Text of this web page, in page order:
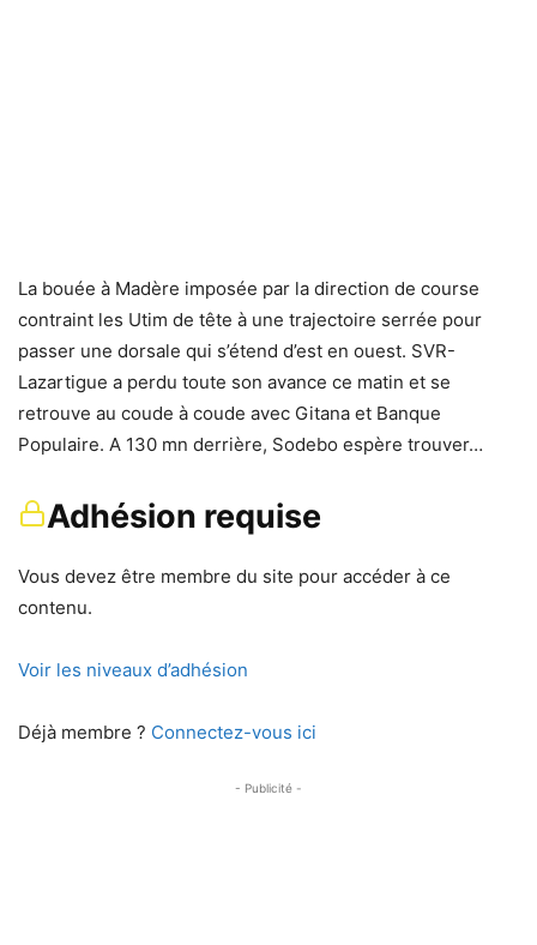
La bouée à Madère imposée par la direction de course
contraint les Utim de tête à une trajectoire serrée pour
passer une dorsale qui s’étend d’est en ouest. SVR-
Lazartigue a perdu toute son avance ce matin et se
retrouve au coude à coude avec Gitana et Banque
Populaire. A 130 mn derrière, Sodebo espère trouver…
Adhésion requise
Vous devez être membre du site pour accéder à ce
contenu.
Voir les niveaux d’adhésion
Déjà membre ? Connectez-vous ici
- Publicité -